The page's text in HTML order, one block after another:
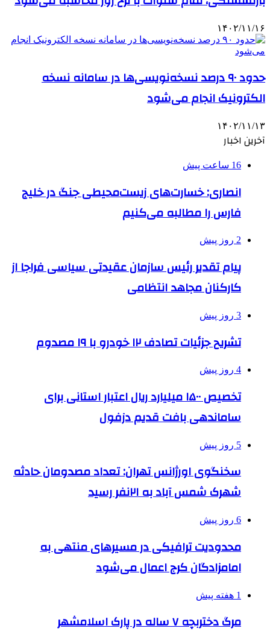
۱۴۰۲/۱۱/۱۶
حدود ۹۰ درصد نسخه‌نویسی‌ها در سامانه نسخه
الکترونیک انجام می‌شود
۱۴۰۲/۱۱/۱۳
آخرین اخبار
16 ساعت پیش
انصاری: خسارت‌های زیست‌محیطی جنگ در خلیج
فارس را مطالبه‌ می‌کنیم
2 روز پیش
پیام تقدیر رئیس سازمان عقیدتی سیاسی فراجا از
کارکنان مجاهد انتظامی
3 روز پیش
تشریح جزئیات تصادف ۱۲ خودرو با ۱۹ مصدوم
4 روز پیش
تخصیص ۱۵۰۰ میلیارد ریال اعتبار استانی برای
ساماندهی بافت قدیم دزفول
5 روز پیش
سخنگوی اورژانس تهران: تعداد مصدومان حادثه
شهرک شمس آباد به ۲۱نفر رسید
6 روز پیش
محدودیت ترافیکی در مسیرهای منتهی به
امامزادگان کرج اعمال می‌شود
1 هفته پیش
مرگ دختربچه ۷ ساله در پارک اسلامشهر